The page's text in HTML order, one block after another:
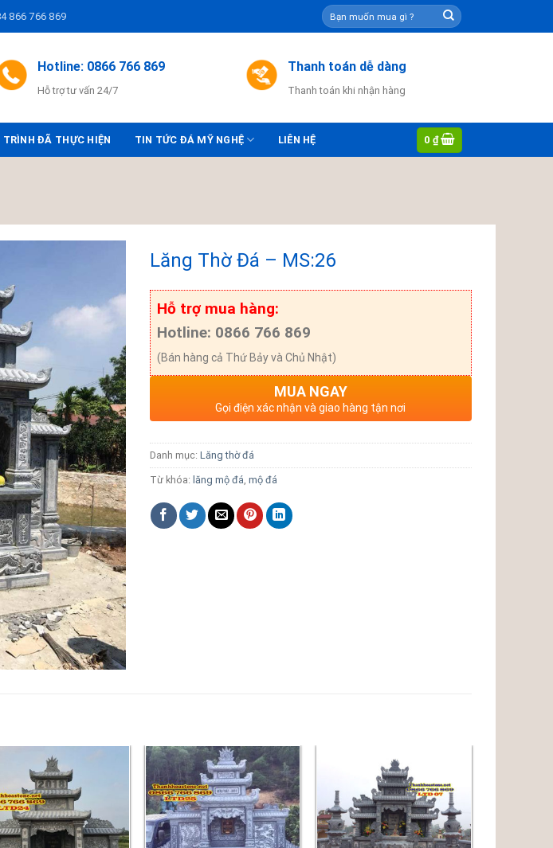
866 766 869
Tìm
kiếm:
Hotline: 0866 766 869
Hỗ trợ tư vấn 24/7
Thanh toán dễ dàng
Thanh toán khi nhận hàng
TRÌNH ĐÃ THỰC HIỆN TIN TỨC ĐÁ MỸ NGHỆ LIÊN HỆ 0 ₫
Lăng Thờ Đá – MS:26
Hỗ trợ mua hàng:
Hotline: 0866 766 869
(Bán hàng cả Thứ Bảy và Chủ Nhật)
MUA NGAY
Gọi điện xác nhận và giao hàng tận nơi
Danh mục: Lăng thờ đá
Từ khóa: lăng mộ đá, mộ đá